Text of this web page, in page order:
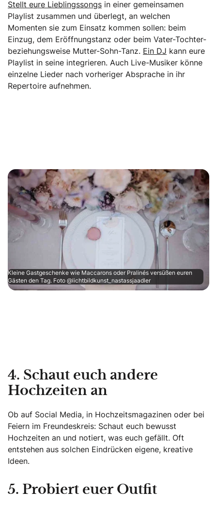
Stellt eure Lieblingssongs in einer gemeinsamen
Playlist zusammen und überlegt, an welchen
Momenten sie zum Einsatz kommen sollen: beim
Einzug, dem Eröffnungstanz oder beim Vater-Tochter-
beziehungsweise Mutter-Sohn-Tanz. Ein DJ kann eure
Playlist in seine integrieren. Auch Live-Musiker könne
einzelne Lieder nach vorheriger Absprache in ihr
Repertoire aufnehmen.
Kleine Gastgeschenke wie Maccarons oder Pralinés versüßen euren
Gästen den Tag. Foto @lichtbildkunst_nastassjaadler
4. Schaut euch andere
Hochzeiten an
Ob auf Social Media, in Hochzeitsmagazinen oder bei
Feiern im Freundeskreis: Schaut euch bewusst
Hochzeiten an und notiert, was euch gefällt. Oft
entstehen aus solchen Eindrücken eigene, kreative
Ideen.
5. Probiert euer Outfit